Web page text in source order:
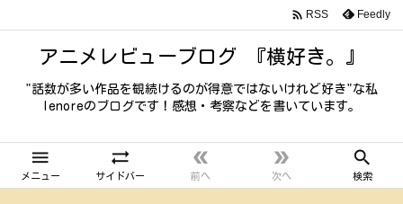
アニメレビューブログ 『横好き。』
"話数が多い作品を観続けるのが得意ではないけれど好き"な私
lenoreのブログです！感想・考察などを書いています。

メニュー

サイドバー

前へ

次へ

検索
 RSS Feedly